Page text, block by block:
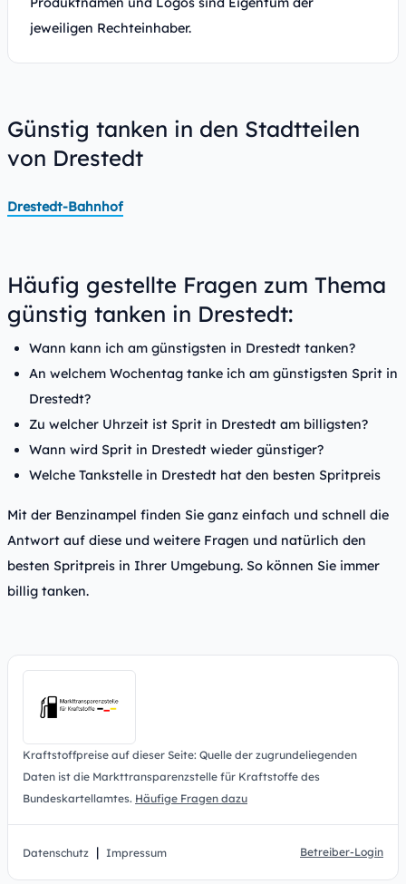
jeweiligen Rechteinhaber.
Günstig tanken in den Stadtteilen
von Drestedt
Drestedt-Bahnhof
Häufig gestellte Fragen zum Thema
günstig tanken in Drestedt:
Wann kann ich am günstigsten in Drestedt tanken?
An welchem Wochentag tanke ich am günstigsten Sprit in
Drestedt?
Zu welcher Uhrzeit ist Sprit in Drestedt am billigsten?
Wann wird Sprit in Drestedt wieder günstiger?
Welche Tankstelle in Drestedt hat den besten Spritpreis
Mit der Benzinampel finden Sie ganz einfach und schnell die
Antwort auf diese und weitere Fragen und natürlich den
besten Spritpreis in Ihrer Umgebung. So können Sie immer
billig tanken.
Kraftstoffpreise auf dieser Seite: Quelle der zugrundeliegenden
Daten ist die Markttransparenzstelle für Kraftstoffe des
Bundeskartellamtes. Häufige Fragen dazu
Datenschutz | Impressum Betreiber-Login